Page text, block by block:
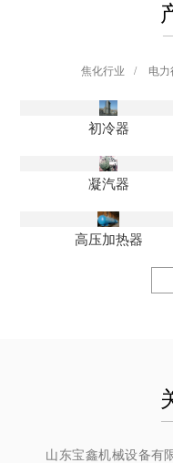
焦化行业 / 电力
初冷器
凝汽器
高压加热器
山东宝鑫机械设备有